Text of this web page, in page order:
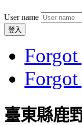
User name
登入
Forgot
臺東縣鹿